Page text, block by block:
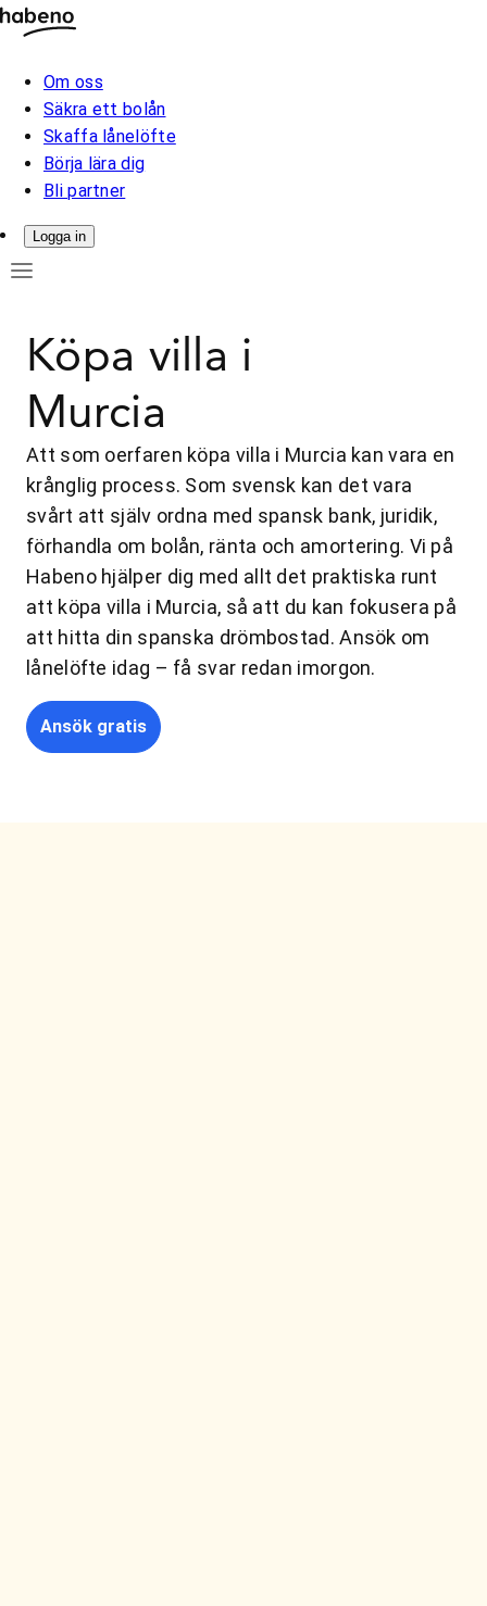
Om oss
Säkra ett bolån
Skaffa lånelöfte
Börja lära dig
Bli partner
Logga in
Köpa villa i
Murcia
Att som oerfaren köpa villa i Murcia kan vara en
krånglig process. Som svensk kan det vara
svårt att själv ordna med spansk bank, juridik,
förhandla om bolån, ränta och amortering. Vi på
Habeno hjälper dig med allt det praktiska runt
att köpa villa i Murcia, så att du kan fokusera på
att hitta din spanska drömbostad. Ansök om
lånelöfte idag – få svar redan imorgon.
Ansök gratis